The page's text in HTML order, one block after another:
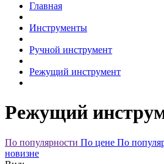
Главная
Инструменты
Ручной инструмент
Режущий инструмент
Режущий
По популярности По цене По
новизне